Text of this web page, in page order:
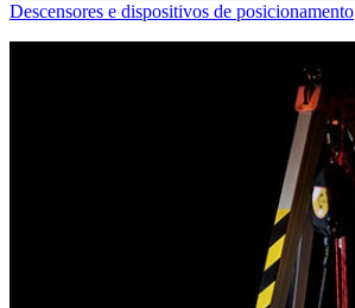
Descensores e dispositivos de posicionamento